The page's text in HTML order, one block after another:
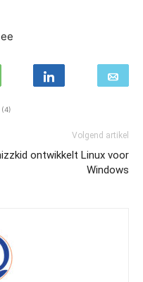
Volgend artikel
ontwikkelt Linux voor
Windows